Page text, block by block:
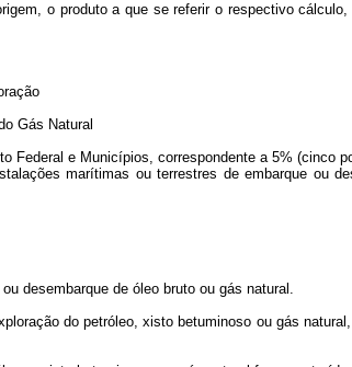
o produto a que se referir o respectivo
Gás Natural
e Municípios, correspondente a 5% (cinco
marítimas ou terrestres de embarque ou
desembarque de óleo bruto ou gás natural.
do petróleo, xisto betuminoso ou gás